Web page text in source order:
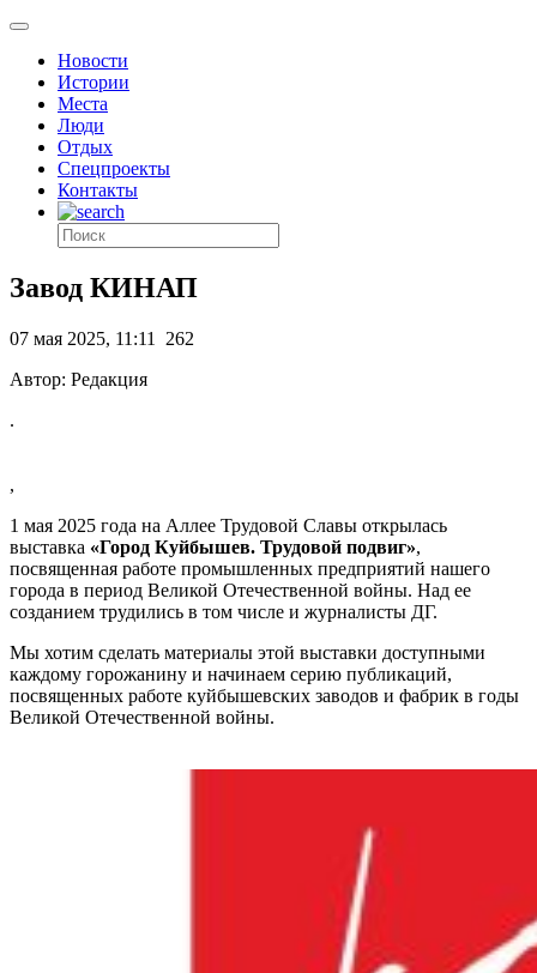
Новости
Истории
Места
Люди
Отдых
Спецпроекты
Контакты
Завод КИНАП
07 мая 2025, 11:11
262
Автор: Редакция
.
,
1 мая 2025 года на Аллее Трудовой Славы открылась
выставка «Город Куйбышев. Трудовой подвиг»,
посвященная работе промышленных предприятий нашего
города в период Великой Отечественной войны. Над ее
созданием трудились в том числе и журналисты ДГ.
Мы хотим сделать материалы этой выставки доступными
каждому горожанину и начинаем серию публикаций,
посвященных работе куйбышевских заводов и фабрик в годы
Великой Отечественной войны.